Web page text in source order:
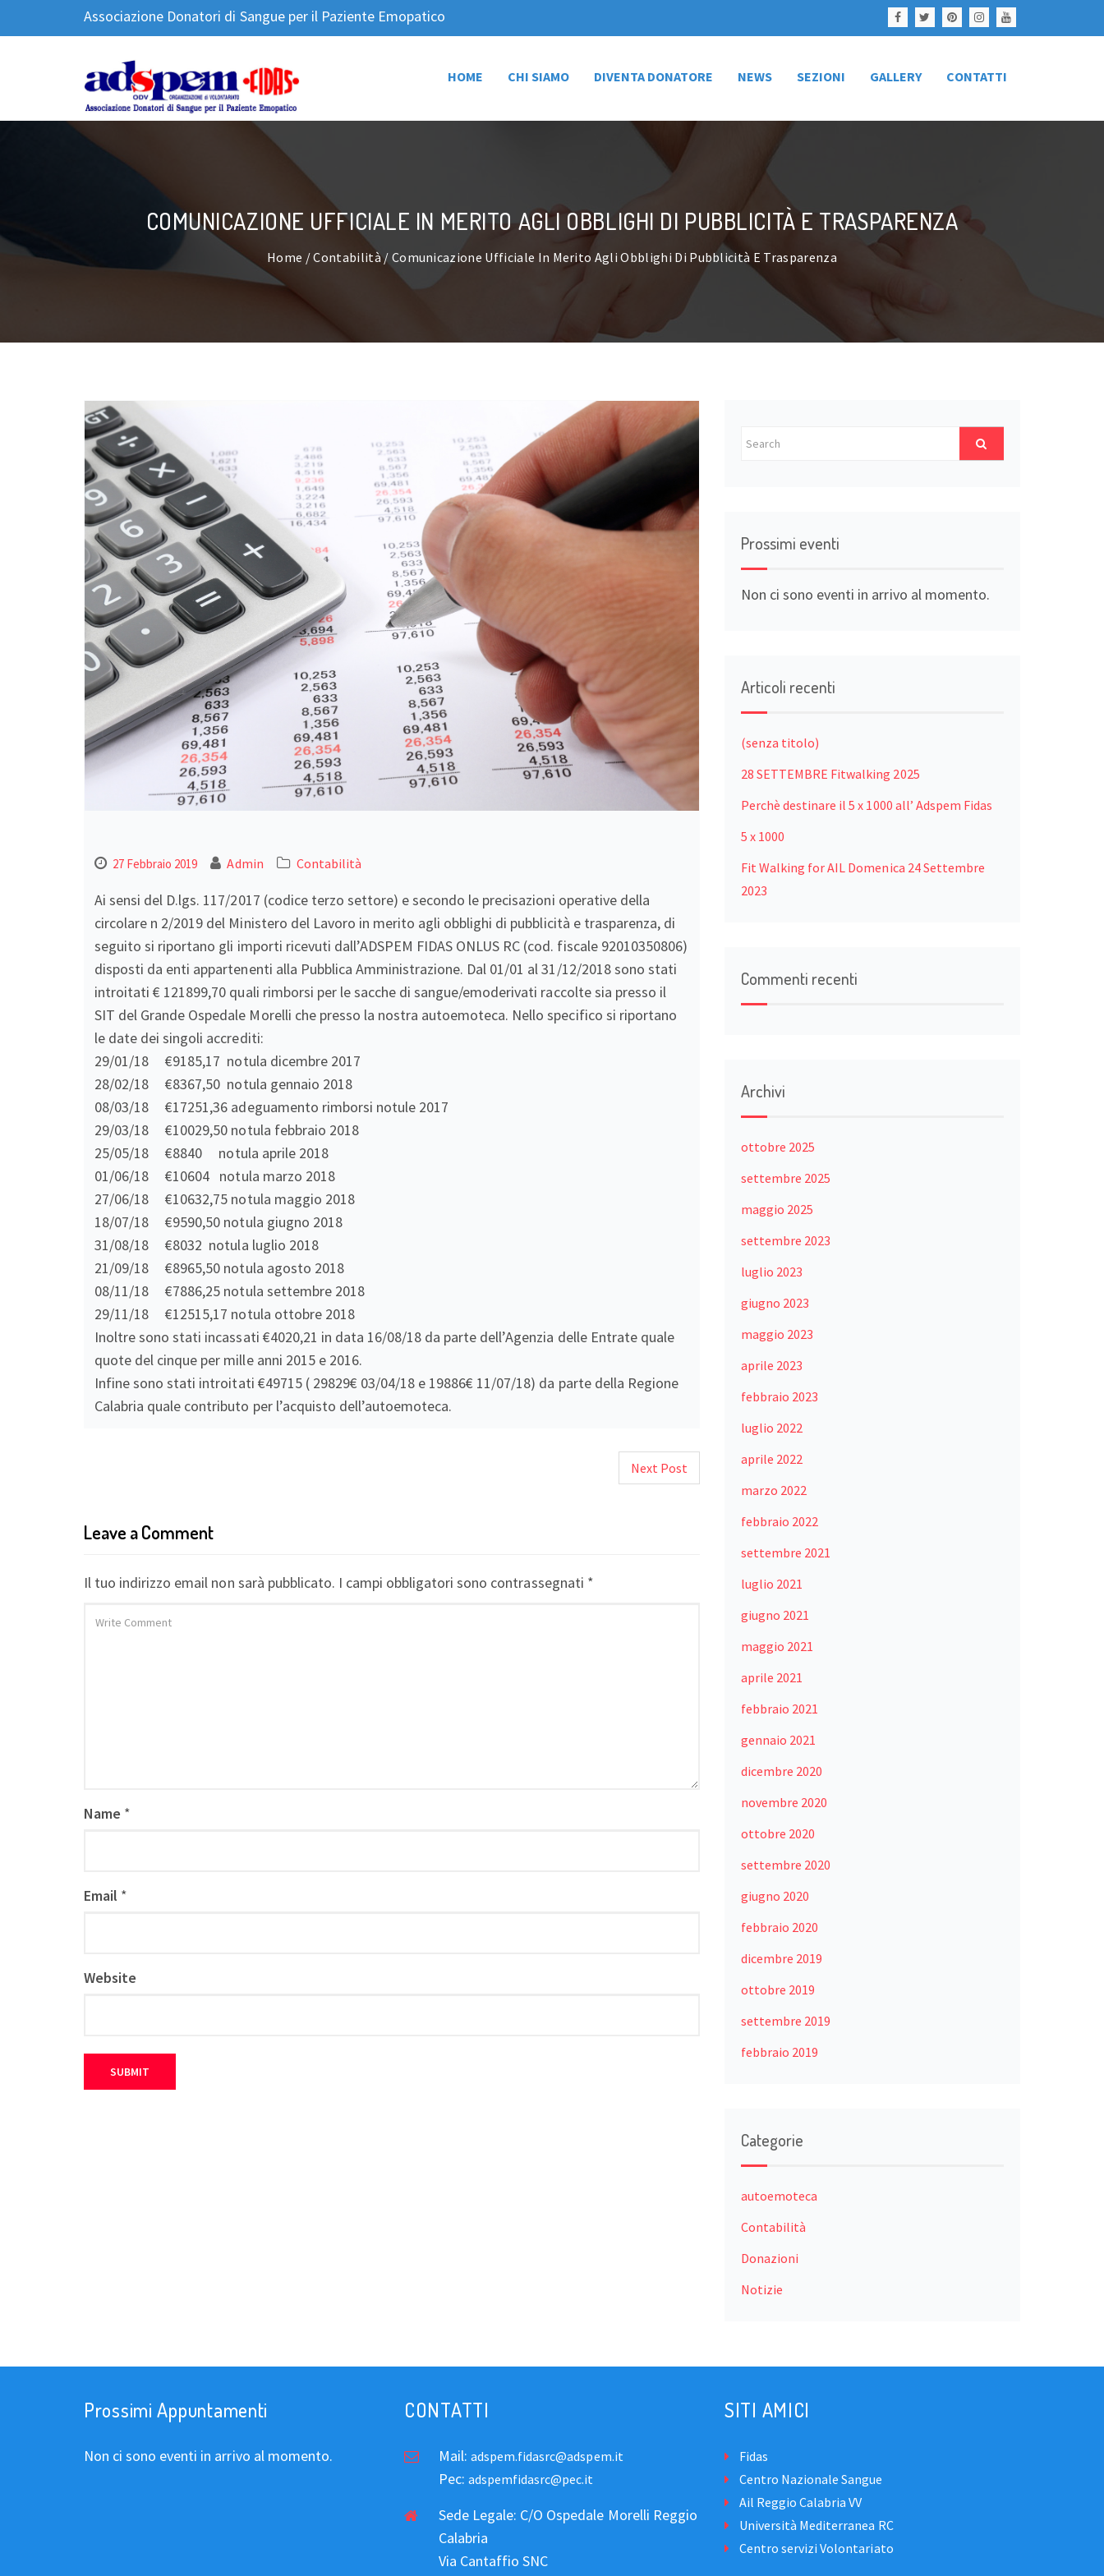
Associazione Donatori di Sangue per il Paziente Emopatico
HOME CHI SIAMO DIVENTA DONATORE NEWS SEZIONI GALLERY CONTATTI
COMUNICAZIONE UFFICIALE IN MERITO AGLI OBBLIGHI DI PUBBLICITÀ E TRASPARENZA
Home /Contabilità/ Comunicazione Ufficiale In Merito Agli Obblighi Di Pubblicità E Trasparenza
27 Febbraio 2019 Admin Contabilità
Ai sensi del D.lgs. 117/2017 (codice terzo settore) e secondo le precisazioni operative della
circolare n 2/2019 del Ministero del Lavoro in merito agli obblighi di pubblicità e trasparenza, di
seguito si riportano gli importi ricevuti dall’ADSPEM FIDAS ONLUS RC (cod. fiscale 92010350806)
disposti da enti appartenenti alla Pubblica Amministrazione. Dal 01/01 al 31/12/2018 sono stati
introitati € 121899,70 quali rimborsi per le sacche di sangue/emoderivati raccolte sia presso il
SIT del Grande Ospedale Morelli che presso la nostra autoemoteca. Nello specifico si riportano
le date dei singoli accrediti:
29/01/18 €9185,17 notula dicembre 2017
28/02/18 €8367,50 notula gennaio 2018
08/03/18 €17251,36 adeguamento rimborsi notule 2017
29/03/18 €10029,50 notula febbraio 2018
25/05/18 €8840 notula aprile 2018
01/06/18 €10604 notula marzo 2018
27/06/18 €10632,75 notula maggio 2018
18/07/18 €9590,50 notula giugno 2018
31/08/18 €8032 notula luglio 2018
21/09/18 €8965,50 notula agosto 2018
08/11/18 €7886,25 notula settembre 2018
29/11/18 €12515,17 notula ottobre 2018
Inoltre sono stati incassati €4020,21 in data 16/08/18 da parte dell’Agenzia delle Entrate quale
quote del cinque per mille anni 2015 e 2016.
Infine sono stati introitati €49715 ( 29829€ 03/04/18 e 19886€ 11/07/18) da parte della Regione
Calabria quale contributo per l’acquisto dell’autoemoteca.
Next Post
Leave a Comment
Il tuo indirizzo email non sarà pubblicato. I campi obbligatori sono contrassegnati *
Name *
Email *
Website
Prossimi eventi
Non ci sono eventi in arrivo al momento.
Articoli recenti
(senza titolo)
28 SETTEMBRE Fitwalking 2025
Perchè destinare il 5 x 1000 all’ Adspem Fidas
5 x 1000
Fit Walking for AIL Domenica 24 Settembre
2023
Commenti recenti
Archivi
ottobre 2025
settembre 2025
maggio 2025
settembre 2023
luglio 2023
giugno 2023
maggio 2023
aprile 2023
febbraio 2023
luglio 2022
aprile 2022
marzo 2022
febbraio 2022
settembre 2021
luglio 2021
giugno 2021
maggio 2021
aprile 2021
febbraio 2021
gennaio 2021
dicembre 2020
novembre 2020
ottobre 2020
settembre 2020
giugno 2020
febbraio 2020
dicembre 2019
ottobre 2019
settembre 2019
febbraio 2019
Categorie
autoemoteca
Contabilità
Donazioni
Notizie
Prossimi Appuntamenti
Non ci sono eventi in arrivo al momento.
CONTATTI
Mail:adspem.fidasrc@adspem.it
Pec:adspemfidasrc@pec.it
Sede Legale: C/O Ospedale Morelli Reggio
Calabria
Via Cantaffio SNC
SITI AMICI
Fidas
Centro Nazionale Sangue
Ail Reggio Calabria VV
Università Mediterranea RC
Centro servizi Volontariato